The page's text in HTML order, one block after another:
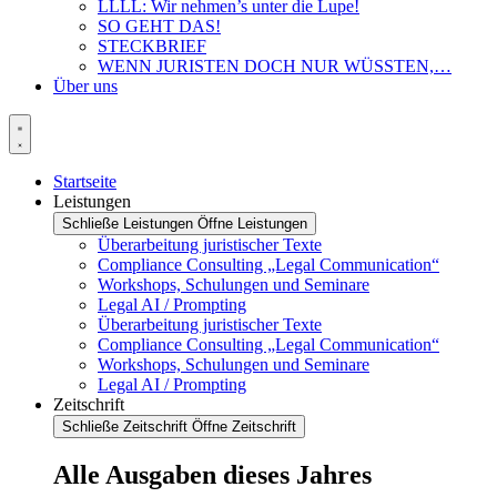
LLLL: Wir nehmen’s unter die Lupe!
SO GEHT DAS!
STECKBRIEF
WENN JURISTEN DOCH NUR WÜSSTEN,…
Über uns
Startseite
Leistungen
Schließe Leistungen Öffne Leistungen
Überarbeitung juristischer Texte
Compliance Consulting „Legal Communication“
Workshops, Schulungen und Seminare
Legal AI / Prompting
Überarbeitung juristischer Texte
Compliance Consulting „Legal Communication“
Workshops, Schulungen und Seminare
Legal AI / Prompting
Zeitschrift
Schließe Zeitschrift Öffne Zeitschrift
Alle Ausgaben dieses Jahres